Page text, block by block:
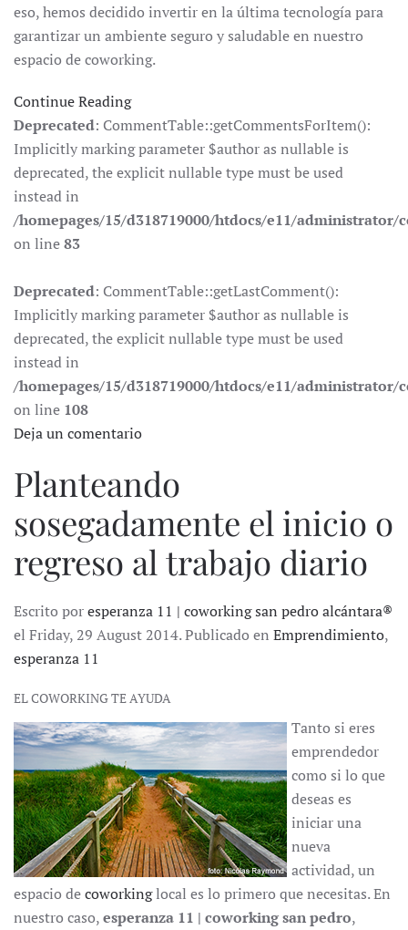
eso, hemos decidido invertir en la última tecnología para
garantizar un ambiente seguro y saludable en nuestro
espacio de coworking.
Continue Reading
Deprecated: CommentTable::getCommentsForItem():
Implicitly marking parameter $author as nullable is
deprecated, the explicit nullable type must be used
instead in
/homepages/15/d318719000/htdocs/e11/
on line83
Deprecated: CommentTable::getLastComment():
Implicitly marking parameter $author as nullable is
deprecated, the explicit nullable type must be used
instead in
/homepages/15/d318719000/htdocs/e11/
on line 108
Deja un comentario
Planteando
sosegadamente el inicio o
regreso al trabajo diario
Escrito poresperanza 11 | coworking san pedro alcántara®
el Friday, 29 August 2014. Publicado en Emprendimiento,
esperanza 11
EL COWORKING TE AYUDA
Tanto si eres
emprendedor
como si lo que
deseas es
iniciar una
nueva
actividad, un
espacio decoworkinglocal es lo primero que necesitas. En
nuestro caso,esperanza 11 | coworking san pedro,